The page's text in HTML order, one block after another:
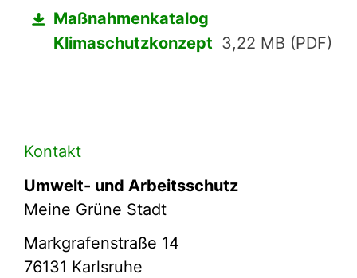
Maßnahmenkatalog
Klimaschutzkonzept 3,22 MB (PDF)
Kontakt
Umwelt- und Arbeitsschutz
Meine Grüne Stadt
Markgrafenstraße 14
76131 Karlsruhe